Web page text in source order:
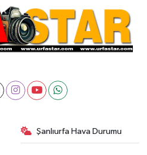
Şanlıurfa Hava Durumu